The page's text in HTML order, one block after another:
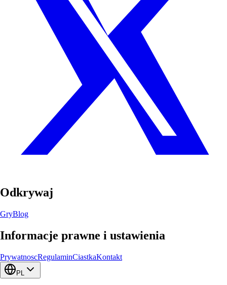
Odkrywaj
GryBlog
Informacje prawne i ustawienia
PrywatnoscRegulaminCiastkaKontakt
PL